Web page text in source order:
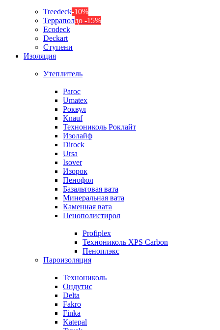
Treedeck-10%
Терраполдо -15%
Ecodeck
Deckart
Ступени
Изоляция
Утеплитель
Paroc
Umatex
Роквул
Knauf
Технониколь Роклайт
Изолайф
Dirock
Ursa
Isover
Изорок
Пенофол
Базальтовая вата
Минеральная вата
Каменная вата
Пенополистирол
Profiplex
Технониколь XPS Carbon
Пеноплэкс
Пароизоляция
Технониколь
Ондутис
Delta
Fakro
Finka
Katepal